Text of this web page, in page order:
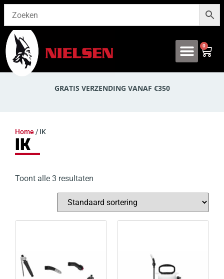
0
GRATIS VERZENDING VANAF €350
Home / IK
IK
Toont alle 3 resultaten